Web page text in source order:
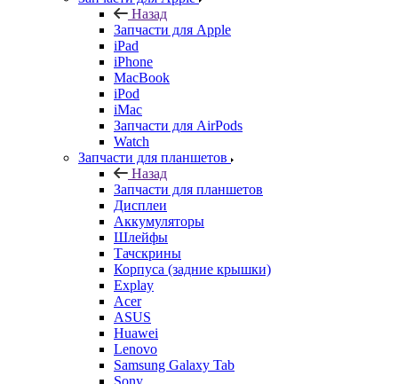
MacBook
iPod
iMac
Запчасти для AirPods
Watch
Запчасти для планшетов
Назад
Запчасти для планшетов
Дисплеи
Аккумуляторы
Шлейфы
Тачскрины
Корпуса (задние крышки)
Explay
Acer
ASUS
Huawei
Lenovo
Samsung Galaxy Tab
Sony
Xiaomi
Запчасти для ноутбуков
Назад
Запчасти для ноутбуков